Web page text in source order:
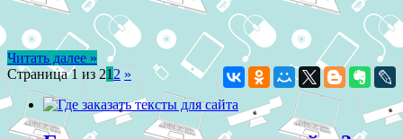
Читать далее »
Страница 1 из 212 »